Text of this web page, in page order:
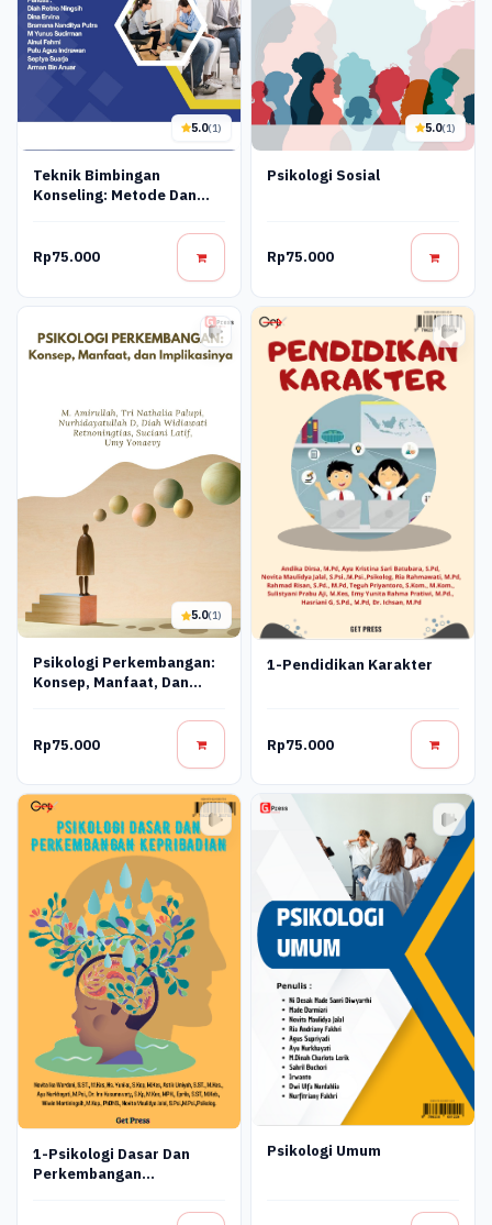
5.0(1)
Teknik Bimbingan
Konseling: Metode Dan
Rp75.000
5.0(1)
Psikologi Sosial
Rp75.000
5.0(1)
Psikologi Perkembangan:
Konsep, Manfaat, Dan
Rp75.000
1-Pendidikan Karakter
Rp75.000
1-Psikologi Dasar Dan
Perkembangan
Psikologi Umum